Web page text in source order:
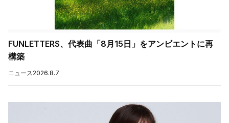
FUNLETTERS、代表曲「8月15日」をアンビエントに再
構築
ニュース2026.8.7